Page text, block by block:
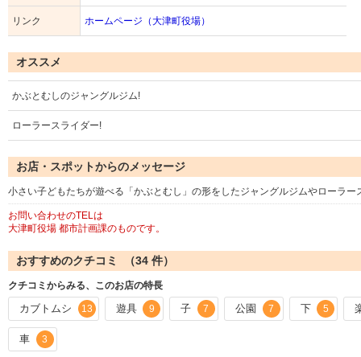
リンク ホームページ（大津町役場）
オススメ
かぶとむしのジャングルジム!
ローラースライダー!
お店・スポットからのメッセージ
小さい子どもたちが遊べる「かぶとむし」の形をしたジャングルジムやローラ
お問い合わせのTELは
大津町役場 都市計画課のものです。
おすすめのクチコミ （34 件）
クチコミからみる、このお店の特長
カブトムシ 13 遊具 9 子 7 公園 7 下 5
車 3